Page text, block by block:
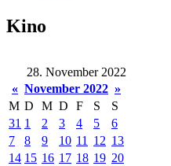
Kino
28. November 2022
« November 2022 »
M D M D F S
S
31 1 2 3 4 5
6
7
8 9 10 11 12 13
14 15 16 17 18 19 20